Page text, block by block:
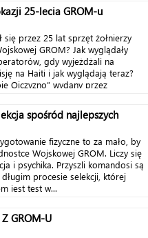
25-lecia GROM-u
się przez 25 lat sprzęt żołnierzy
GROM? Jak wyglądały
gdy wyjeżdżali na
na Haiti i jak wyglądają teraz?
Ojczyzno” wydany przez
spośród najlepszych
fizyczne to za mało, by
Wojskowej GROM. Liczy się
i psychika. Przyszli komandosi są
długim procesie selekcji, której
jest test w...
Z GROM-U